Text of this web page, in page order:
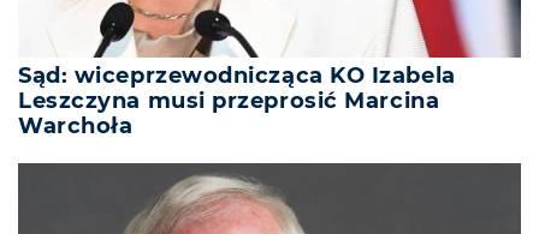
Sąd: wiceprzewodnicząca KO Izabela
Leszczyna musi przeprosić Marcina
Warchoła